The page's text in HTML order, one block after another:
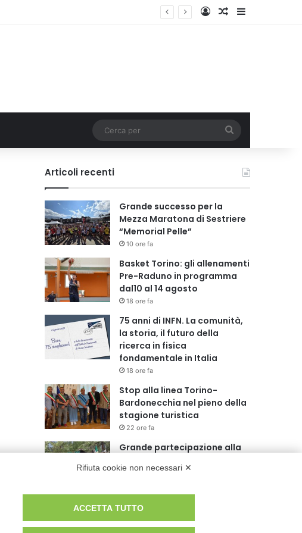
AccediUn articolo a
per
Articoli recenti
Grande successo per la
Mezza Maratona di Sestriere
“Memorial Pelle”
10 ore fa
Basket Torino: gli allenamenti
Pre-Raduno in programma
dal10 al 14 agosto
18 ore fa
75 anni di INFN. La comunità,
la storia, il futuro della
ricerca in fisica
fondamentale in Italia
18 ore fa
Stop alla linea Torino-
Bardonecchia nel pieno della
stagione turistica
22 ore fa
Grande partecipazione alla
Neve al Rifugio Ciao Pais
Pininfarina, Davide Loris
Creative Officer
Rifiuta cookie non necessari ✕
ACCETTA TUTTO